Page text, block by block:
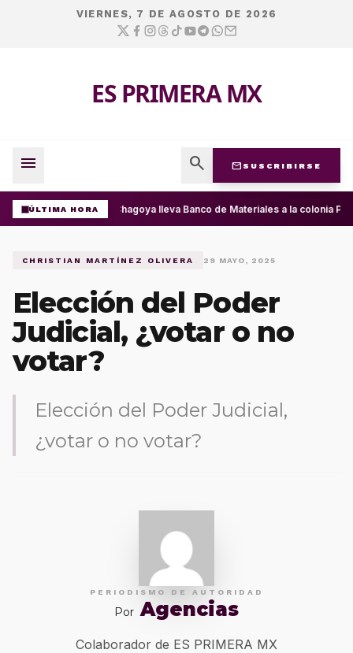
VIERNES, 7 DE AGOSTO DE 2026
ES PRIMERA MX
menu search mail SUSCRIBIRSE
ÚLTIMA HORARay Chagoya lleva Banco de Materiales a la colonia
CHRISTIAN MARTÍNEZ OLIVERA 29 MAYO, 2025
Elección del Poder
Judicial, ¿votar o no
votar?
Elección del Poder Judicial,
¿votar o no votar?
PERIODISMO DE AUTORIDAD
Por Agencias
Colaborador de ES PRIMERA MX